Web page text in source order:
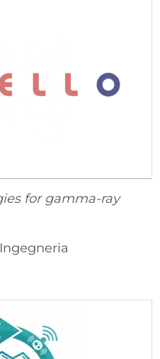
for gamma-ray